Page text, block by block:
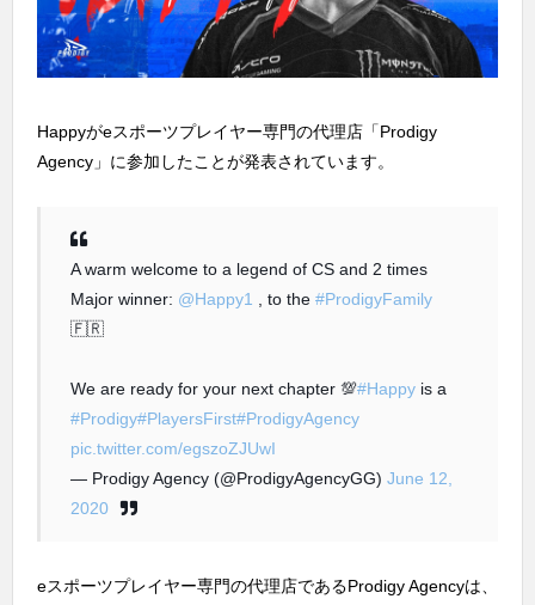
Happyがeスポーツプレイヤー専門の代理店「Prodigy
Agency」に参加したことが発表されています。
A warm welcome to a legend of CS and 2 times
Major winner: @Happy1 , to the #ProdigyFamily
🇫🇷
We are ready for your next chapter 💯#Happy is a
#Prodigy#PlayersFirst#ProdigyAgency
pic.twitter.com/egszoZJUwI
— Prodigy Agency (@ProdigyAgencyGG) June 12,
2020
eスポーツプレイヤー専門の代理店であるProdigy Agencyは、